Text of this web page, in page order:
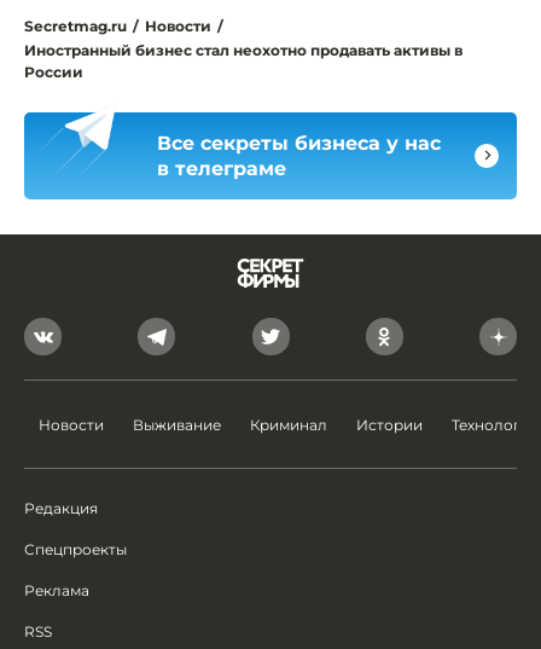
Secretmag.ru / Новости /
Иностранный бизнес стал неохотно продавать активы в
России
Все секреты бизнеса у нас
в телеграме
Новости Выживание Криминал Истории Технологии
Редакция
Спецпроекты
Реклама
RSS